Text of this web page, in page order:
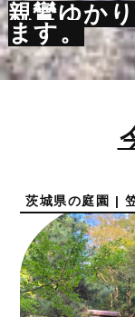
親鸞ゆか
ます。
茨城県の庭園 |